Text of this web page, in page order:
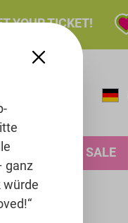
TICKET!
SALE
ganz
würde